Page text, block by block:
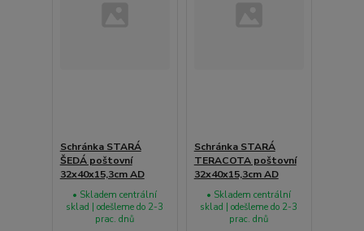
Schránka STARÁ
ŠEDÁ poštovní
32x40x15,3cm AD
• Skladem centrální
sklad | odešleme do 2-3
prac. dnů
Schránka STARÁ
TERACOTA poštovní
32x40x15,3cm AD
• Skladem centrální
sklad | odešleme do 2-3
prac. dnů